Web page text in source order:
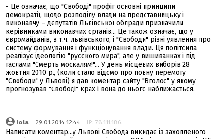
- Це означає, що "Свободі" профіг основні принципи
демократії, щодо розподілу влади на представницьку і
виконавчу – депутатів Львівської облради призначили
керівниками виконавчих органів... Це також означає, що у
євромайданів, в т.ч. львівського, і "Свободи" різні уявлення про
систему формування і функціонування влади. Ця політсила
реалізує ідеологію "русского мира", але у вишиванках і під
гаслами "Смерть москалям!"... У день місцевих виборів 28
жовтня 2010 р., (коли стало відомо про повну перемогу
"Свободи" у Львові) я дав коментар сайту "Вголос" у якому
прогнозував "Свободі" крах і вона до нього наближається.
lola _ 29.01.2014 12:44 IP: 78.111.186.---
Написати коментар...у Львові Свобода викидає із захопленого